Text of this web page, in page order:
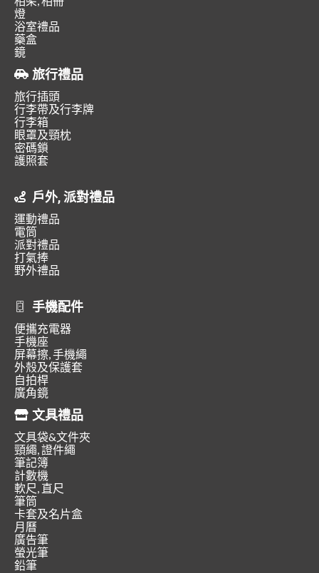
燈
浴室禮品
藥盒
鏡
旅行禮品
旅行插頭
行李帶及行李牌
行李箱
眼罩及頸枕
密碼鎖
護照套
戶外, 派對禮品
運動禮品
電筒
派對禮品
打氣捧
野外禮品
手機配件
便攜充電器
手機座
屏幕擦, 手機繩
外殼及保護套
自拍桿
廣角鏡
文具禮品
文具袋&文件夾
頸繩, 證件繩
筆記簿
計數機
軟尺, 直尺
筆筒
卡套及名片盒
月曆
廣告筆
螢光筆
鉛筆